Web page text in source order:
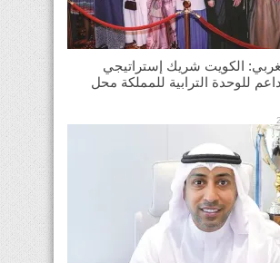
الكويت شريك إستراتيجي
للوحدة الترابية للمملكة محل